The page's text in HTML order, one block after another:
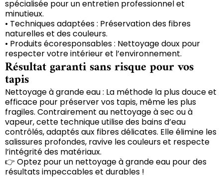
spécialisée pour un entretien professionnel et
minutieux.
• Techniques adaptées : Préservation des fibres
naturelles et des couleurs.
• Produits écoresponsables : Nettoyage doux pour
respecter votre intérieur et l’environnement.
Résultat garanti sans risque pour vos
tapis
Nettoyage à grande eau : La méthode la plus douce et
efficace pour préserver vos tapis, même les plus
fragiles. Contrairement au nettoyage à sec ou à
vapeur, cette technique utilise des bains d’eau
contrôlés, adaptés aux fibres délicates. Elle élimine les
salissures profondes, ravive les couleurs et respecte
l’intégrité des matériaux.
👉 Optez pour un nettoyage à grande eau pour des
résultats impeccables et durables !